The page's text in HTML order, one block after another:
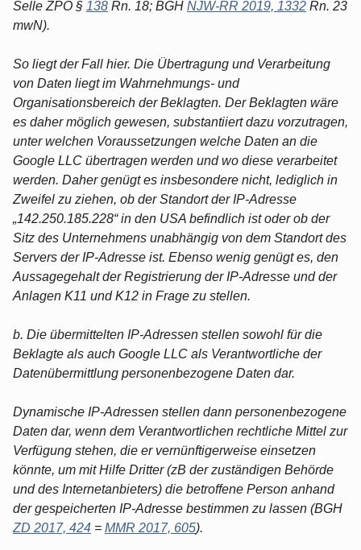
Selle ZPO § 138 Rn. 18; BGH NJW-RR 2019, 1332 Rn. 23
mwN).
So liegt der Fall hier. Die Übertragung und Verarbeitung
von Daten liegt im Wahrnehmungs- und
Organisationsbereich der Beklagten. Der Beklagten wäre
es daher möglich gewesen, substantiiert dazu vorzutragen,
unter welchen Voraussetzungen welche Daten an die
Google LLC übertragen werden und wo diese verarbeitet
werden. Daher genügt es insbesondere nicht, lediglich in
Zweifel zu ziehen, ob der Standort der IP-Adresse
„142.250.185.228“ in den USA befindlich ist oder ob der
Sitz des Unternehmens unabhängig von dem Standort des
Servers der IP-Adresse ist. Ebenso wenig genügt es, den
Aussagegehalt der Registrierung der IP-Adresse und der
Anlagen K11 und K12 in Frage zu stellen.
b. Die übermittelten IP-Adressen stellen sowohl für die
Beklagte als auch Google LLC als Verantwortliche der
Datenübermittlung personenbezogene Daten dar.
Dynamische IP-Adressen stellen dann personenbezogene
Daten dar, wenn dem Verantwortlichen rechtliche Mittel zur
Verfügung stehen, die er vernünftigerweise einsetzen
könnte, um mit Hilfe Dritter (zB der zuständigen Behörde
und des Internetanbieters) die betroffene Person anhand
der gespeicherten IP-Adresse bestimmen zu lassen (BGH
ZD 2017, 424 = MMR 2017, 605).